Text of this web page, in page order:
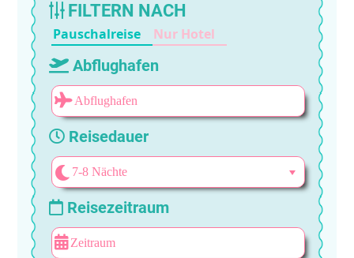
FILTERN NACH
Pauschalreise Nur Hotel
Abflughafen
Reisedauer
Reisezeitraum